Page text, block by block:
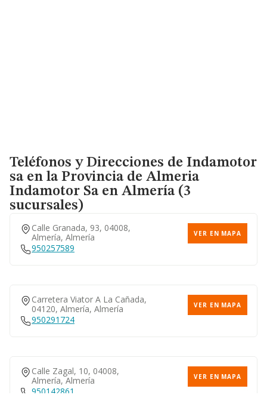
Teléfonos y Direcciones de Indamotor
sa en la Provincia de Almeria
Indamotor Saen Almería (3
sucursales)
Calle Granada, 93, 04008,
Almería, Almería
VER EN MAPA
950257589
Carretera Viator A La Cañada,
04120, Almería, Almería
VER EN MAPA
950291724
Calle Zagal, 10, 04008,
Almería, Almería
VER EN MAPA
950142861